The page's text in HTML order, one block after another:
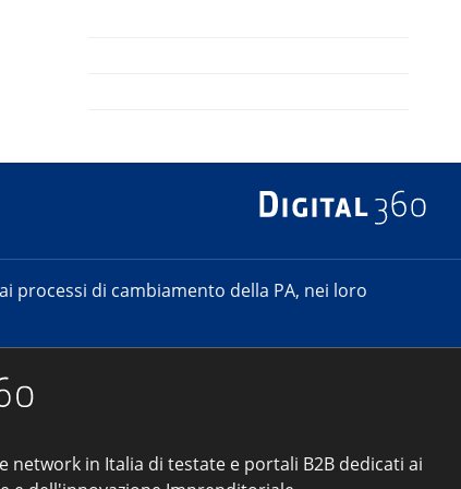
processi di cambiamento della PA, nei loro
network in Italia di testate e portali B2B dedicati ai